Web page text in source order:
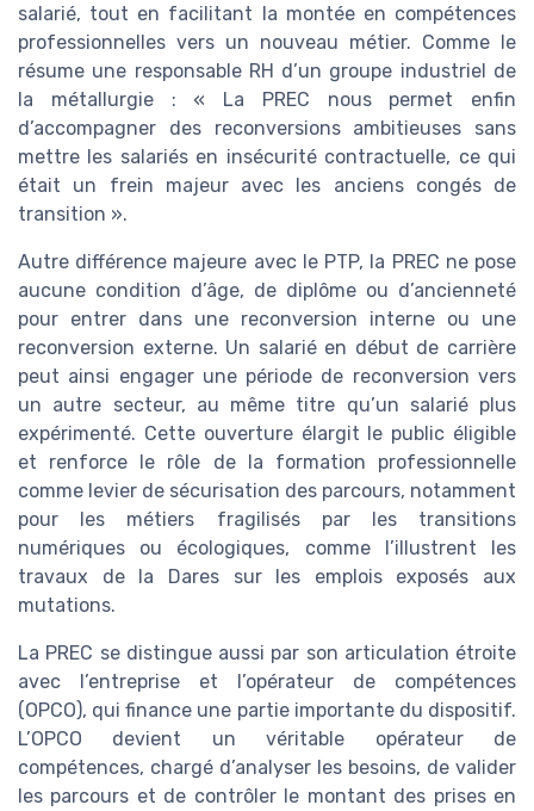
salarié, tout en facilitant la montée en compétences
professionnelles vers un nouveau métier. Comme le
résume une responsable RH d’un groupe industriel de
la métallurgie : « La PREC nous permet enfin
d’accompagner des reconversions ambitieuses sans
mettre les salariés en insécurité contractuelle, ce qui
était un frein majeur avec les anciens congés de
transition ».
Autre différence majeure avec le PTP, la PREC ne pose
aucune condition d’âge, de diplôme ou d’ancienneté
pour entrer dans une reconversion interne ou une
reconversion externe. Un salarié en début de carrière
peut ainsi engager une période de reconversion vers
un autre secteur, au même titre qu’un salarié plus
expérimenté. Cette ouverture élargit le public éligible
et renforce le rôle de la formation professionnelle
comme levier de sécurisation des parcours, notamment
pour les métiers fragilisés par les transitions
numériques ou écologiques, comme l’illustrent les
travaux de la Dares sur les emplois exposés aux
mutations.
La PREC se distingue aussi par son articulation étroite
avec l’entreprise et l’opérateur de compétences
(OPCO), qui finance une partie importante du dispositif.
L’OPCO devient un véritable opérateur de
compétences, chargé d’analyser les besoins, de valider
les parcours et de contrôler le montant des prises en